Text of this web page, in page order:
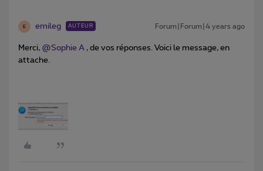
E emileg AUTEUR Forum|Forum|4 years ago
Merci, @Sophie A , de vos réponses. Voici le message, en
attache.